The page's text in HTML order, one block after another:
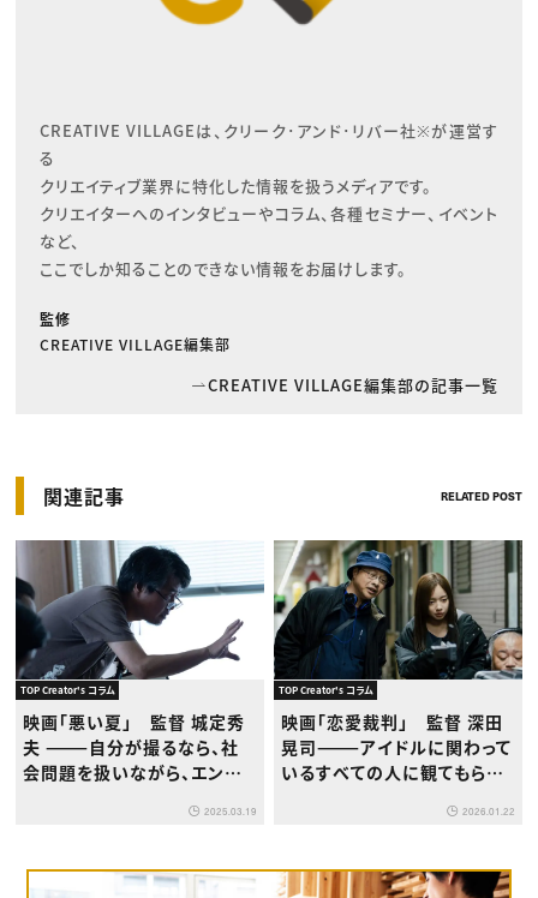
CREATIVE VILLAGEは、クリーク･アンド･リバー社※が運営す
る
クリエイティブ業界に特化した情報を扱うメディアです。
クリエイターへのインタビューやコラム、各種セミナー、イベント
など、
ここでしか知ることのできない情報をお届けします。
監修
CREATIVE VILLAGE編集部
CREATIVE VILLAGE編集部の記事一覧
関連記事 RELATED POST
TOP Creator's コラム
映画「悪い夏」 監督 城定秀
夫 ———自分が撮るなら、社
会問題を扱いながら、エンタ
いけないと思ってました2025.03.19
TOP Creator's コラム
映画「恋愛裁判」 監督 深田
晃司———アイドルに関わって
いるすべての人に観てもらい
2026.01.22